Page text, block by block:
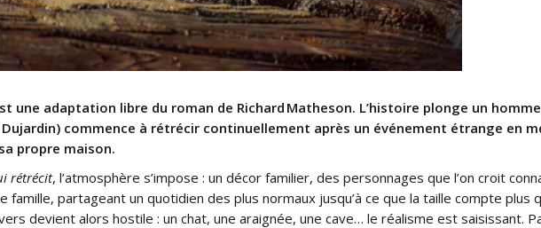
une adaptation libre du roman de Richard Matheson. L’histoire plonge un
commence à rétrécir continuellement après un événement étrange en
propre maison.
rétrécit, l’atmosphère s’impose : un décor familier, des personnages que l’on croit
partageant un quotidien des plus normaux jusqu’à ce que la taille compte plus
devient alors hostile : un chat, une araignée, une cave… le réalisme est saisissant.